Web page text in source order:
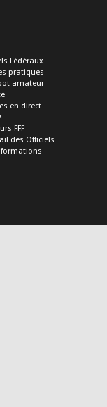
Fédéraux
pratiques
amateur
en direct
FFF
des Officiels